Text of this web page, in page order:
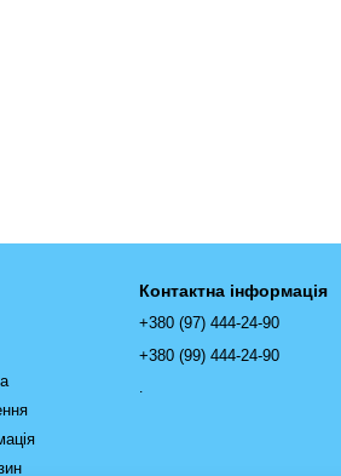
Контактна інформація
+380 (97) 444-24-90
+380 (99) 444-24-90
.